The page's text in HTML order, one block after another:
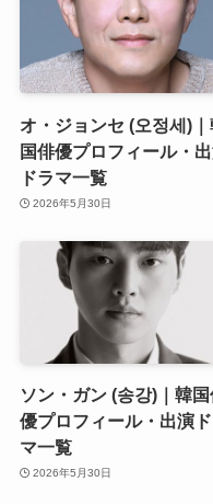
オ・ジョンセ (오정세)
国俳優プロフィール・
ドラマ一覧
2026年5月30日
ソン・ガン (송강)｜韓
優プロフィール・出演
マ一覧
2026年5月30日